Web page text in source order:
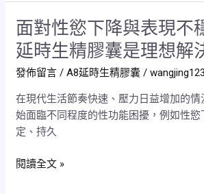
析
能
帶
來
哪
些
健
康
處？
面對性慾下降與表現不
延時生精膠囊是理想解
發佈留言 /A8延時生精膠囊 /wangjing123
在現代生活節奏快速、壓力日益增加的情
始面臨不同程度的性功能困擾，例如性
定、持久
面
對
性
慾
下
降
與
表
現
不
閱讀全文 »